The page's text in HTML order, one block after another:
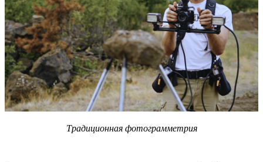
Традиционная фотограмметрия